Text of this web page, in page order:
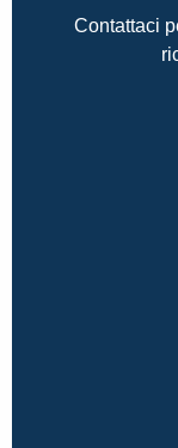
Contattaci